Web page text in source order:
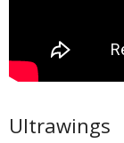
Ultrawings